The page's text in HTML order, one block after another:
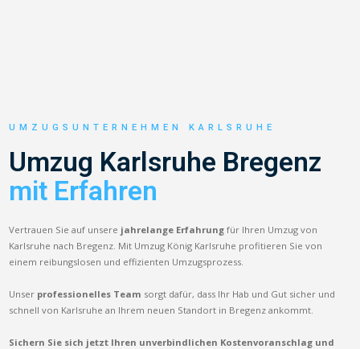
UMZUGSUNTERNEHMEN KARLSRUHE
Umzug Karlsruhe Bregenz
mit Erfahren
Vertrauen Sie auf unsere jahrelange Erfahrung für Ihren Umzug von
Karlsruhe nach Bregenz. Mit Umzug König Karlsruhe profitieren Sie von
einem reibungslosen und effizienten Umzugsprozess.
Unser professionelles Team sorgt dafür, dass Ihr Hab und Gut sicher und
schnell von Karlsruhe an Ihrem neuen Standort in Bregenz ankommt.
Sichern Sie sich jetzt Ihren unverbindlichen Kostenvoranschlag und